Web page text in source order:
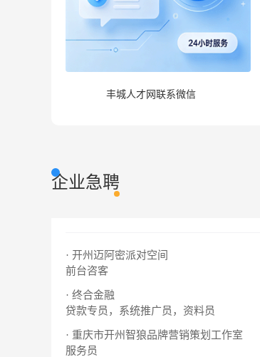
丰城人才网联系微信
企业急聘
· 开州迈阿密派对空间
前台咨客
· 终合金融
贷款专员，系统推广员，资料员
· 重庆市开州智狼品牌营销策划工作室
服务员